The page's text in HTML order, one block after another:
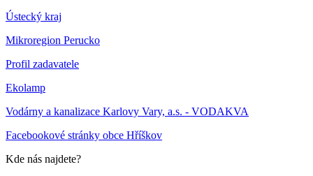
Ústecký kraj
Mikroregion Perucko
Profil zadavatele
Ekolamp
Vodárny a kanalizace Karlovy Vary, a.s. - VODAKVA
Facebookové stránky obce Hříškov
Kde nás najdete?